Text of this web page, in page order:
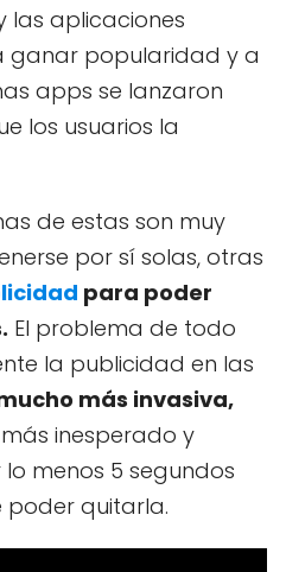
las aplicaciones
ganar popularidad y a
apps se lanzaron
los usuarios la
de estas son muy
por sí solas, otras
para poder
El problema de todo
la publicidad en las
más invasiva,
inesperado y
menos 5 segundos
poder quitarla.